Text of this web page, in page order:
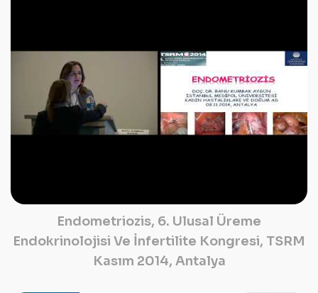
Endometriozis, 6. Ulusal Üreme
Endokrinolojisi Ve İnfertilite Kongresi, TSRM
Kasım 2014, Antalya